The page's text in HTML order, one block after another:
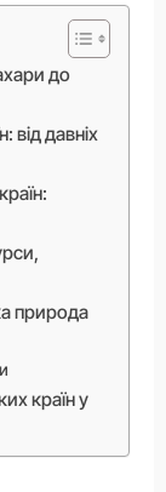
до
від давніх
природа
країн у